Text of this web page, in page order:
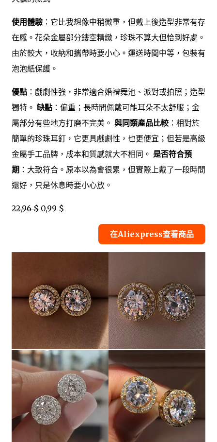
使用體驗 ：它比我想像中稍微重，但戴上後造型非常有存
在感。花朵金屬部分鏤空精緻，珍珠不算大但恰到好處。
由於較大，收納和攜帶時要小心。運送時間中等，包裝有
泡泡紙保護。
優點 ：戲劇性強，非常適合婚禮舞池、派對或拍照；造型
獨特。 缺點 ：偏重；長時間佩戴可能耳朵不太舒服；金
屬部分有些地方打磨不完美。 與同類產品比較 ：相對於
簡單的珍珠耳釘，它更具戲劇性，也更便宜；但若是高級
金屬手工品牌，成本和質感就大不相同。 是否符合預
期 ：大致符合。原本以為會很累，但實際上戴了一段時間
還好，只是休息時要小心放。
22,96 $ 0,99 $
在Aliexpress查看商品